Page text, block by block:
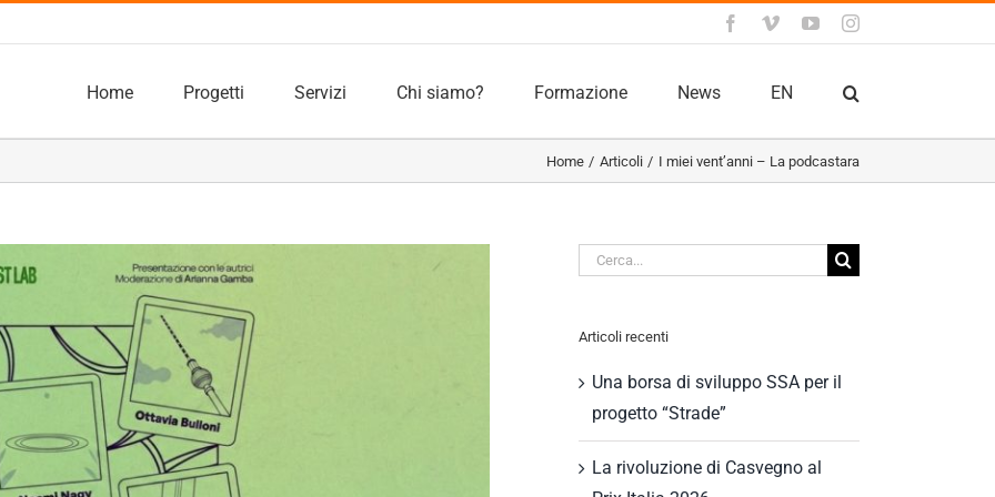
Facebook
VimeoYouTubeInstagram
Home Progetti Servizi Chi siamo? Formazione News EN
Home Articoli I miei vent’anni – La podcastara
Cerca
Articoli recenti
Una borsa di sviluppo SSA per il
progetto “Strade”
La rivoluzione di Casvegno al